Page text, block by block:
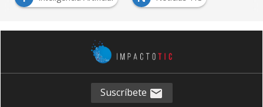
Suscríbete